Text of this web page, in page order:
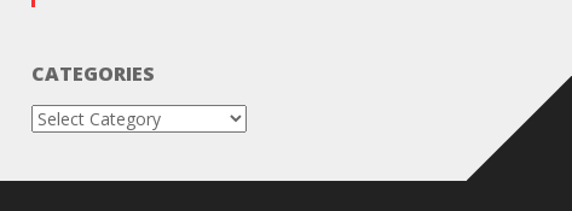
CATEGORIES
Categories